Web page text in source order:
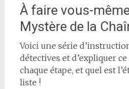
À faire vous-
Mystère de la
Voici une série
détectives et d’expliquer ce
chaque étape, et quel est
liste !